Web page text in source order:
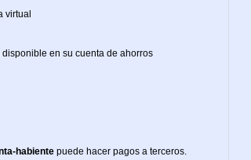
virtual
en su cuenta de ahorros
habiente puede hacer pagos a terceros.